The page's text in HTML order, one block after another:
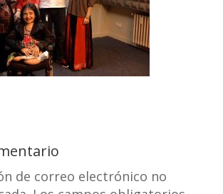
de correo electrónico no